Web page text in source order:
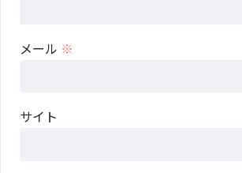
メール ※
サイト